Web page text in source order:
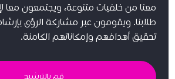
معنا من خلفيات متنوعة، ويجتمعون معا
طلابنا. ويقومون عبر مشاركة الرؤى
تحقيق أهدافهم وإمكاناتهم الكامنة.
قم بالترشيح